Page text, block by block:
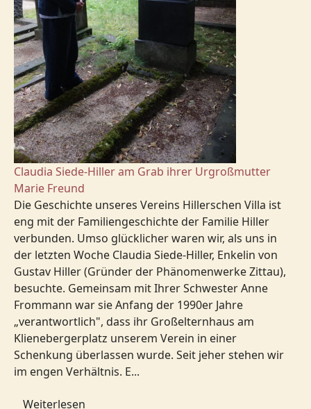
Claudia Siede-Hiller am Grab ihrer Urgroßmutter
Marie Freund
Die Geschichte unseres Vereins Hillerschen Villa ist
eng mit der Familiengeschichte der Familie Hiller
verbunden. Umso glücklicher waren wir, als uns in
der letzten Woche Claudia Siede-Hiller, Enkelin von
Gustav Hiller (Gründer der Phänomenwerke Zittau),
besuchte. Gemeinsam mit Ihrer Schwester Anne
Frommann war sie Anfang der 1990er Jahre
„verantwortlich", dass ihr Großelternhaus am
Klienebergerplatz unserem Verein in einer
Schenkung überlassen wurde. Seit jeher stehen wir
im engen Verhältnis. E...
Weiterlesen